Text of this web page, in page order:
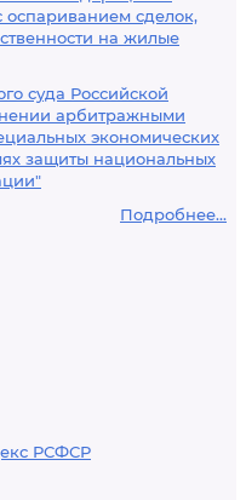
оспариванием сделок,
на жилые
суда Российской
арбитражными
экономических
защиты национальных
Подробнее...
РСФСР